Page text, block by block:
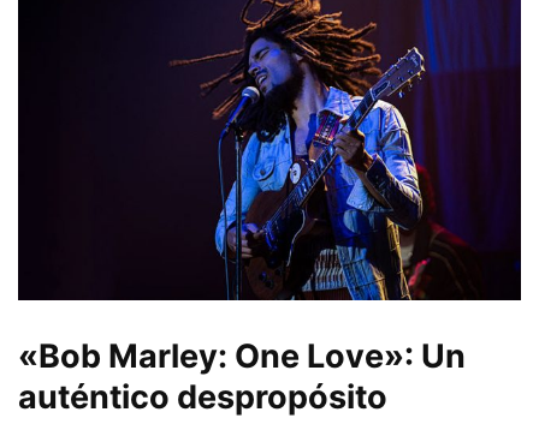
«Bob Marley: One Love»: Un
auténtico despropósito